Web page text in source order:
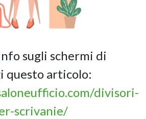
sugli schermi di
questo articolo:
divisori-
scrivanie/